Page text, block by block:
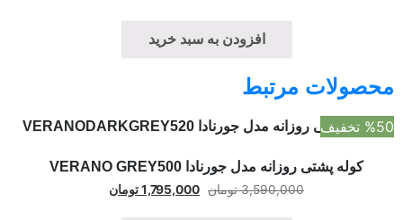
افزودن به سبد خرید
محصولات مرتبط
%50 تخفیف
کوله پشتی روزانه مدل جورنادا VERANO GREY500
3,590,000 تومان 1,795,000تومان